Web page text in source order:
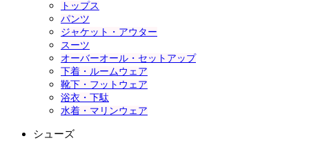
トップス
パンツ
ジャケット・アウター
スーツ
オーバーオール・セットアップ
下着・ルームウェア
靴下・フットウェア
浴衣・下駄
水着・マリンウェア
シューズ